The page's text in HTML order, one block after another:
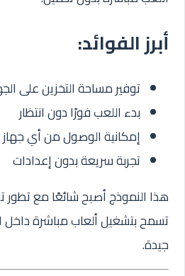
أبرز الفوائد:
توفير مساحة التخزين على
بدء اللعب فورًا دون انتظار
إمكانية الوصول من أي جهاز
تجربة سريعة بدون إعدادات
هذا النموذج أصبح شائعًا مع تطور
تسمح بتشغيل ألعاب مباشرة
جيدة.